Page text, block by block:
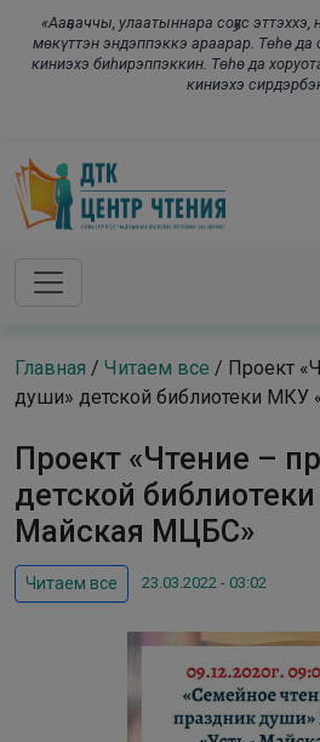
«Ааҕааччы, улаатыннара соҕус
мөкүттэн эндэппэккэ араарар. Төһө
киниэхэ биһирэппэккин. Төһө да
киниэхэ
Skip to main content
Главная / Читаем все / Проект
души» детской библиотеки
Проект «Чтение –
детской
Майская МЦБС»
Читаем все 23.03.2022 - 03:02